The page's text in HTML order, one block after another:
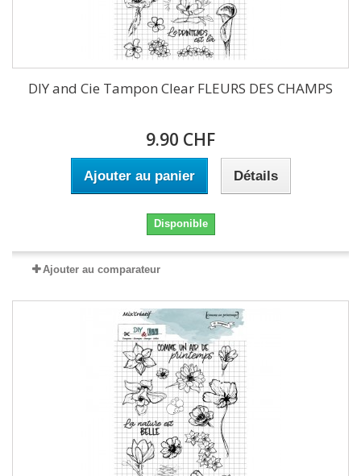
DIY and Cie Tampon Clear FLEURS DES CHAMPS
9.90 CHF
Ajouter au panier Détails
Disponible
Ajouter au comparateur